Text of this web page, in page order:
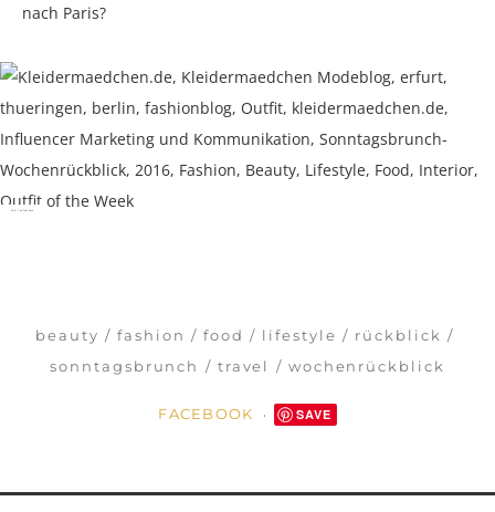
nach Paris?
Bild: Tea Was Here
beauty fashion food lifestyle
rückblick
sonntagsbrunch
travel wochenrückblick
FACEBOOK SAVE